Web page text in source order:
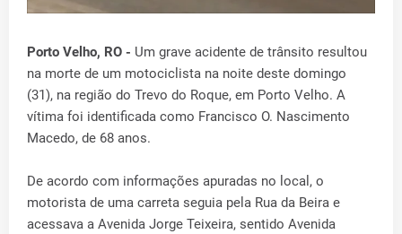
Porto Velho, RO - Um grave acidente de trânsito resultou
na morte de um motociclista na noite deste domingo
(31), na região do Trevo do Roque, em Porto Velho. A
vítima foi identificada como Francisco O. Nascimento
Macedo, de 68 anos.
De acordo com informações apuradas no local, o
motorista de uma carreta seguia pela Rua da Beira e
acessava a Avenida Jorge Teixeira, sentido Avenida